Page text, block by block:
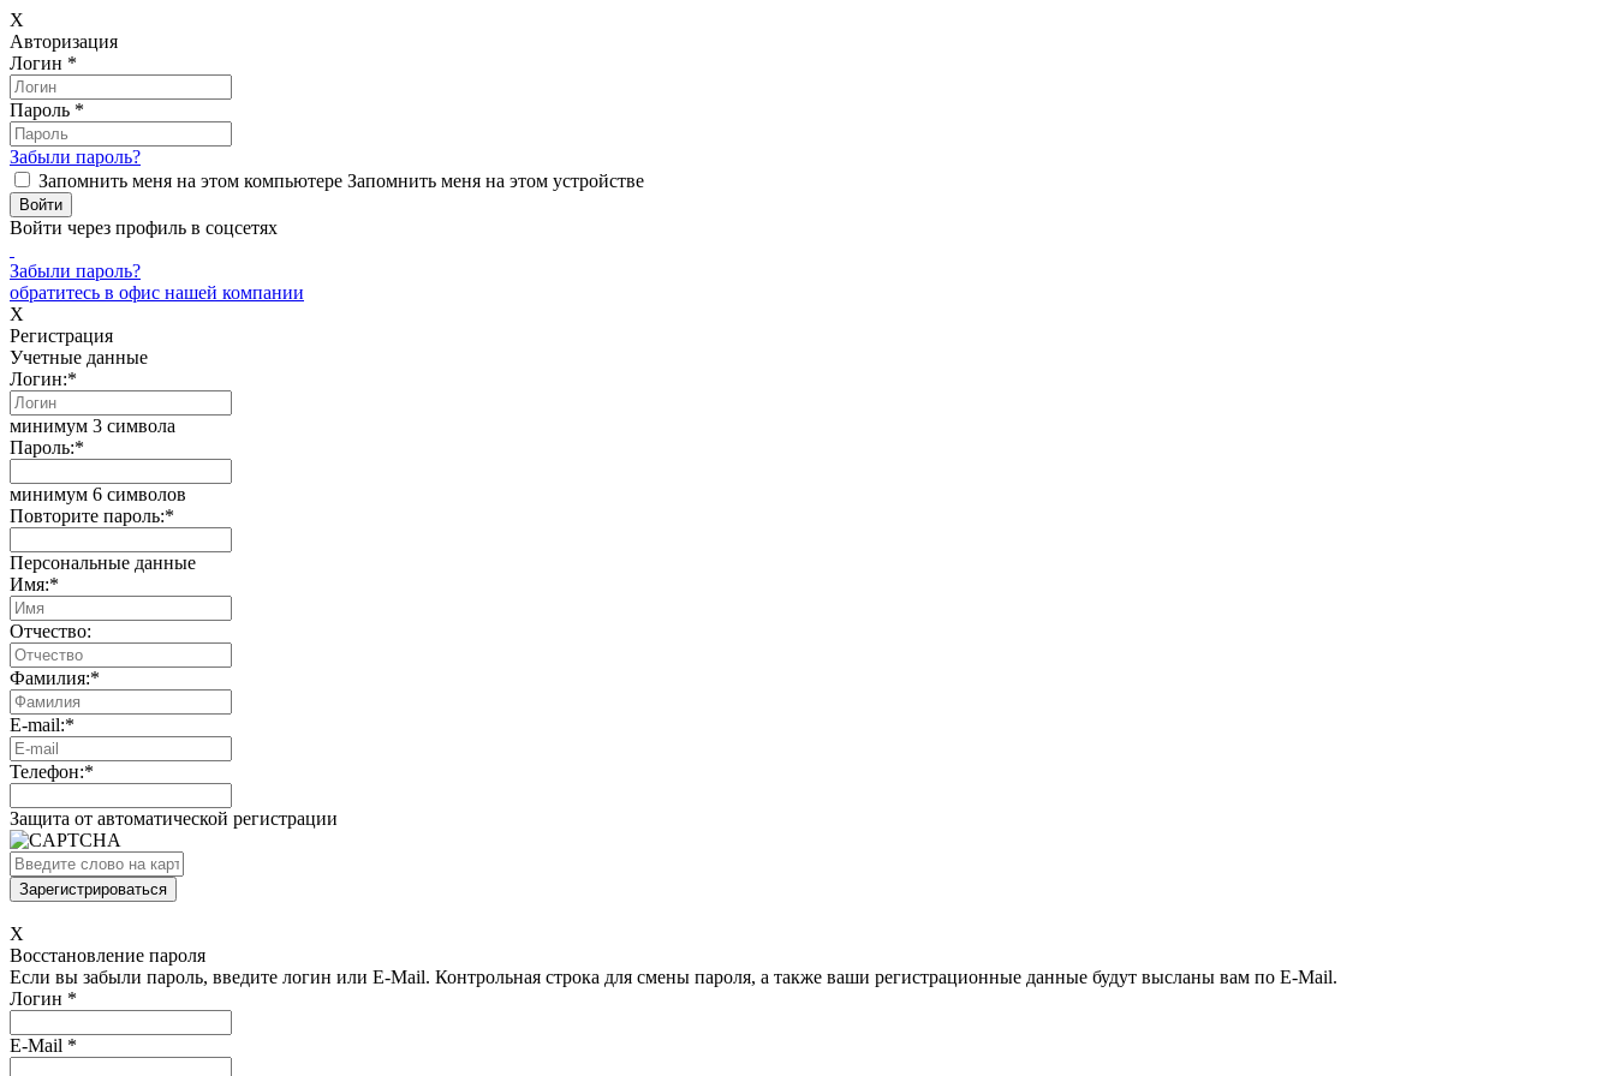
X
Авторизация
Логин *
Пароль *
Забыли пароль?
Запомнить меня на этом компьютере Запомнить меня на этом устройстве
Войти через профиль в соцсетях
Забыли пароль?
обратитесь в офис нашей компании
X
Регистрация
Учетные данные
Логин:*
минимум 3 символа
Пароль:*
минимум 6 символов
Повторите пароль:*
Персональные данные
Имя:*
Отчество:
Фамилия:*
E-mail:*
Телефон:*
Защита от автоматической регистрации
X
Восстановление пароля
Если вы забыли пароль, введите логин или E-Mail. Контрольная строка для смены пароля, а также ваши регистрационные данные будут высланы вам по E-Mail.
Логин *
E-Mail *